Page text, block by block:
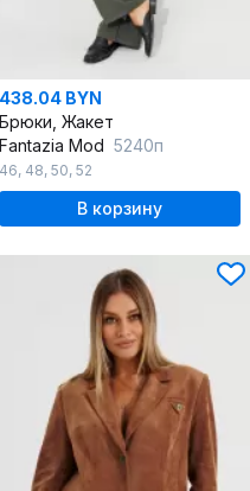
438.04 BYN
Брюки, Жакет
Fantazia Mod 5240п
46, 48, 50, 52
В корзину